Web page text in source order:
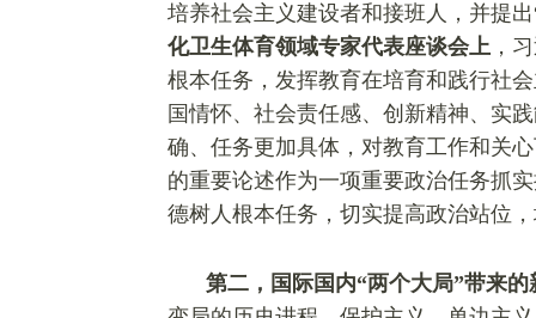
培养社会主义建设者和接班人，并提
化卫生体育领域专家代表座谈会上 ，
根本任务，发挥教育在培育和践行社
国情怀、社会责任感、创新精神、实
确、任务更加具体，对教育工作和关
的重要论述作为一项重要政治任务抓
德树人根本任务，切实提高政治站位
第二，国际国内“两个大局”带来